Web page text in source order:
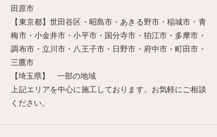
田原市
【東京都】世田谷区・昭島市・あきる野市・稲城市・青
梅市・小金井市・小平市・国分寺市・狛江市・多摩市・
調布市・立川市・八王子市・日野市・府中市・町田市・
三鷹市
【埼玉県】 一部の地域
上記エリアを中心に施工しております。お気軽にご相談
ください。